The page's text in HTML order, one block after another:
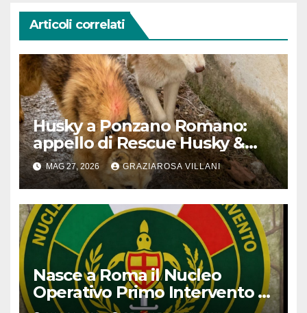
Articoli correlati
Husky a Ponzano Romano:
appello di Rescue Husky &
Friends ODV: “Li abbiamo
tirati fuori, ora dobbiamo
salvarli”
MAG 27, 2026 GRAZIAROSA VILLANI
Nasce a Roma il Nucleo
Operativo Primo Intervento di